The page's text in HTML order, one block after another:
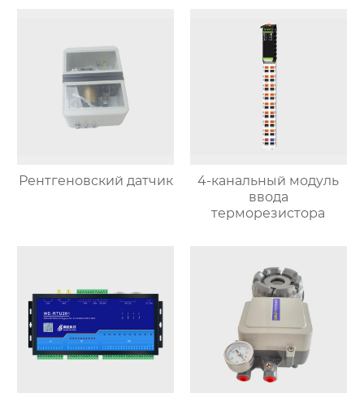
Рентгеновский датчик
4-канальный модуль
ввода
терморезистора